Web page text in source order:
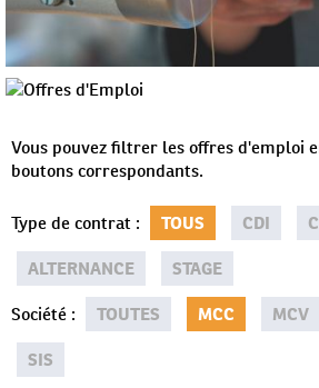
Vous pouvez filtrer les offres d'emploi
boutons correspondants.
Type de contrat : TOUS CDI
ALTERNANCE
STAGE
Société : TOUTES MCC MCV
SIS